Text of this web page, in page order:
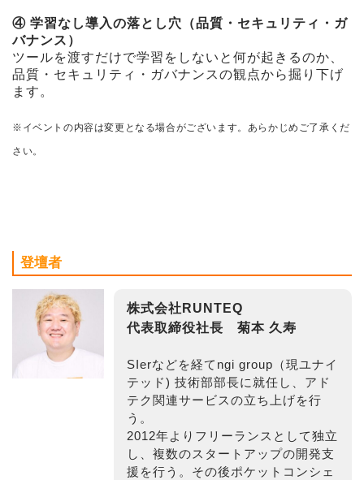
④ 学習なし導入の落とし穴（品質・セキュリティ・ガ
バナンス）
ツールを渡すだけで学習をしないと何が起きるのか、
品質・セキュリティ・ガバナンスの観点から掘り下げ
ます。
※イベントの内容は変更となる場合がございます。あらかじめご了承くだ
さい。
登壇者
株式会社RUNTEQ
代表取締役社長菊本 久寿
SIerなどを経てngi group（現ユナイ
テッド) 技術部部長に就任し、アド
テク関連サービスの立ち上げを行
う。
2012年よりフリーランスとして独立
し、複数のスタートアップの開発支
援を行う。その後ポケットコンシェ